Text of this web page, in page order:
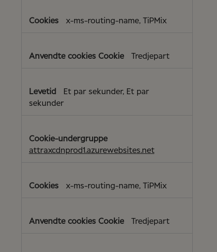
x-ms-routing-name, TiPMix
Tredjepart
Et par sekunder, Et par
sekunder
attraxcdnprod1.azurewebsites.net
x-ms-routing-name, TiPMix
Tredjepart